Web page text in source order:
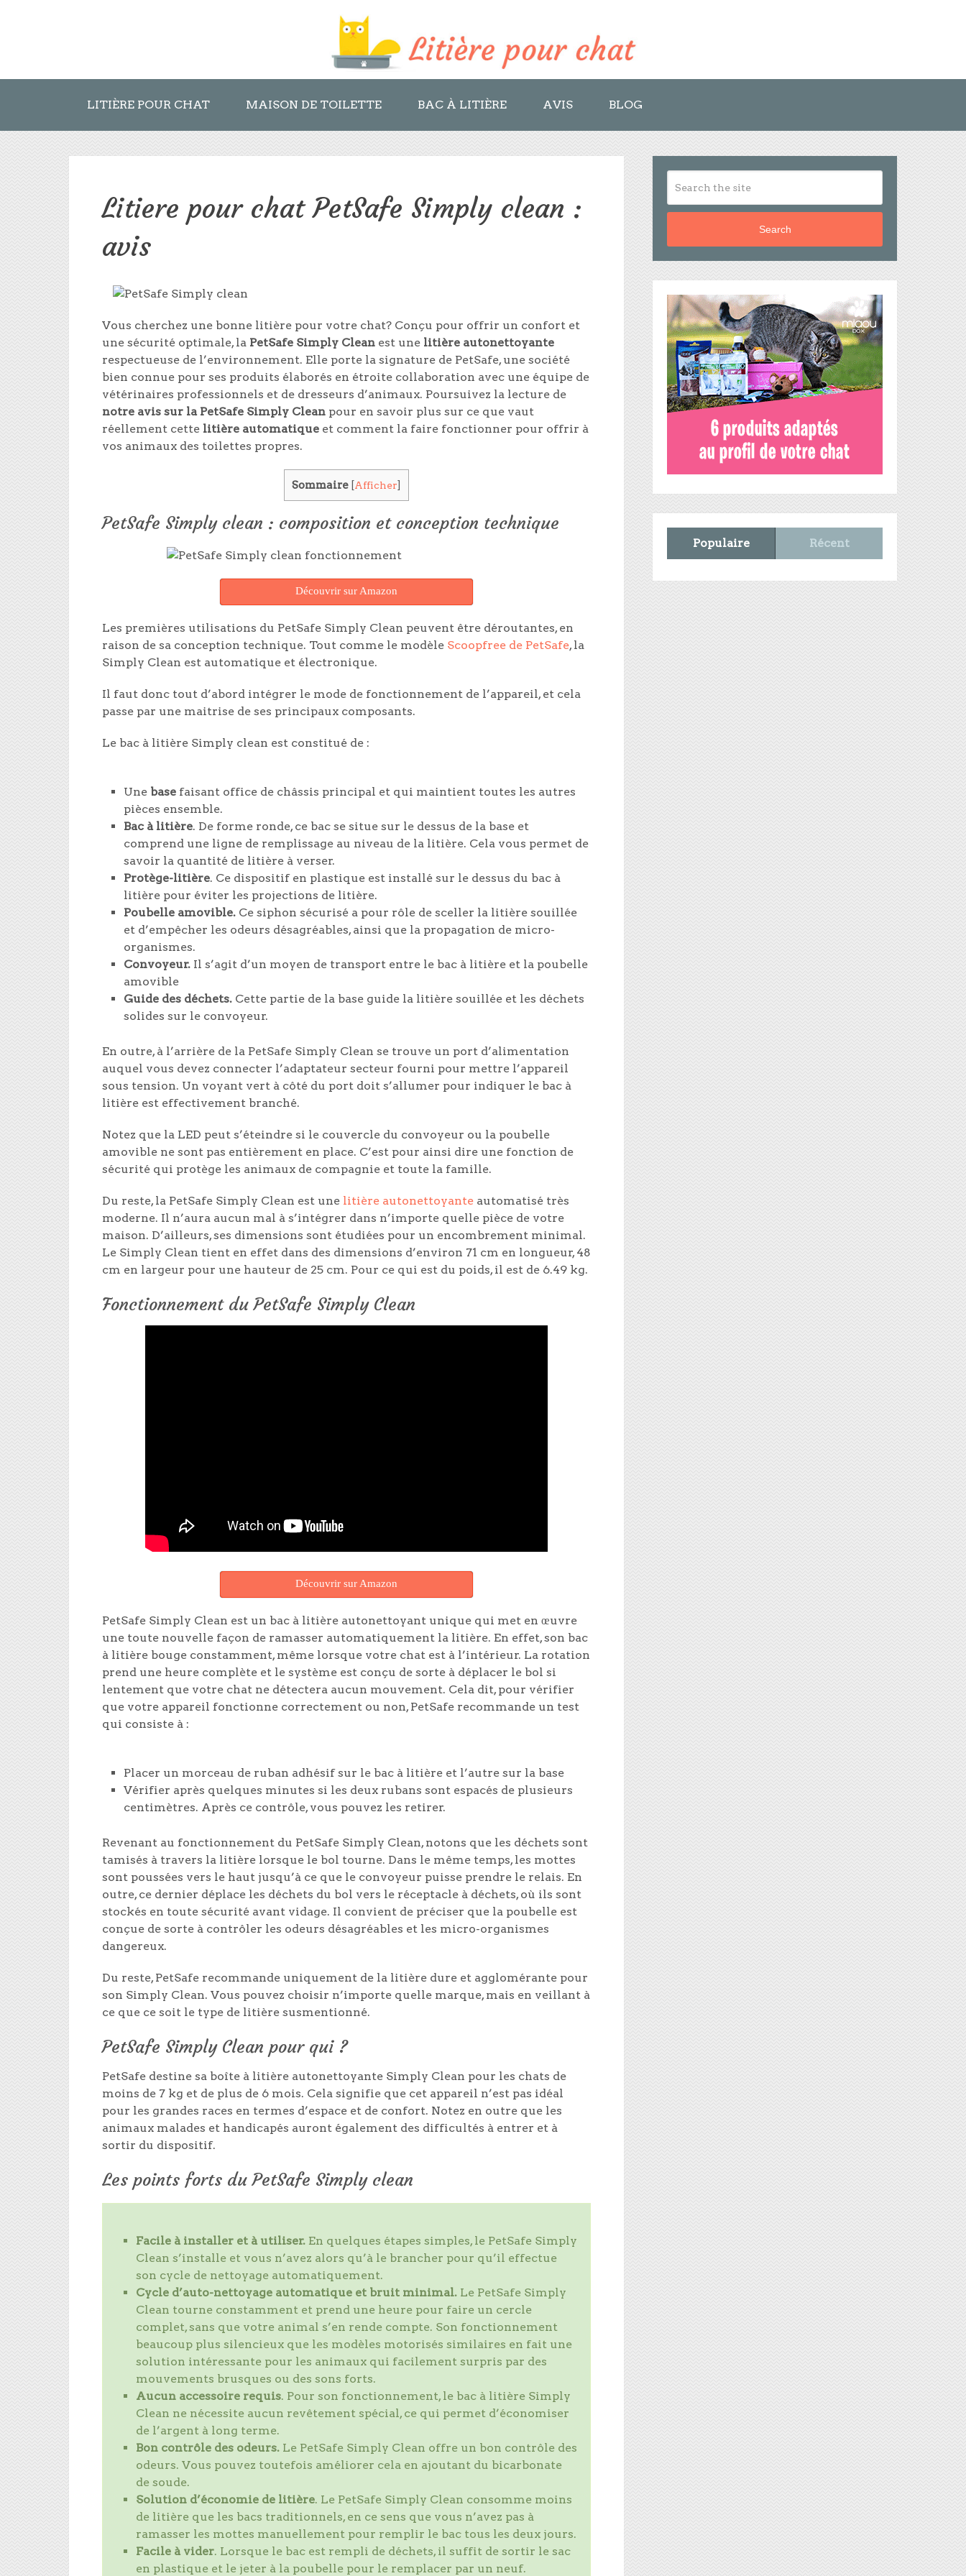
LITIÈRE POUR CHAT MAISON DE TOILETTE BAC À LITIÈRE AVIS BLOG
Litiere pour chat PetSafe Simply clean :
avis
Vous cherchez une bonne litière pour votre chat? Conçu pour offrir un confort et
une sécurité optimale, la PetSafe Simply Clean est une litière autonettoyante
respectueuse de l’environnement. Elle porte la signature de PetSafe, une société
bien connue pour ses produits élaborés en étroite collaboration avec une équipe de
vétérinaires professionnels et de dresseurs d’animaux. Poursuivez la lecture de
notre avis sur la PetSafe Simply Clean pour en savoir plus sur ce que vaut
réellement cette litière automatique et comment la faire fonctionner pour offrir à
vos animaux des toilettes propres.
Sommaire Afficher
PetSafe Simply clean : composition et conception technique
Découvrir sur Amazon
Les premières utilisations du PetSafe Simply Clean peuvent être déroutantes, en
raison de sa conception technique. Tout comme le modèle Scoopfree de PetSafe, la
Simply Clean est automatique et électronique.
Il faut donc tout d’abord intégrer le mode de fonctionnement de l’appareil, et cela
passe par une maitrise de ses principaux composants.
Le bac à litière Simply clean est constitué de :
Une base faisant office de châssis principal et qui maintient toutes les autres
pièces ensemble.
Bac à litière. De forme ronde, ce bac se situe sur le dessus de la base et
comprend une ligne de remplissage au niveau de la litière. Cela vous permet de
savoir la quantité de litière à verser.
Protège-litière. Ce dispositif en plastique est installé sur le dessus du bac à
litière pour éviter les projections de litière.
Poubelle amovible. Ce siphon sécurisé a pour rôle de sceller la litière souillée
et d’empêcher les odeurs désagréables, ainsi que la propagation de micro-
organismes.
Convoyeur. Il s’agit d’un moyen de transport entre le bac à litière et la poubelle
amovible
Guide des déchets. Cette partie de la base guide la litière souillée et les déchets
solides sur le convoyeur.
En outre, à l’arrière de la PetSafe Simply Clean se trouve un port d’alimentation
auquel vous devez connecter l’adaptateur secteur fourni pour mettre l’appareil
sous tension. Un voyant vert à côté du port doit s’allumer pour indiquer le bac à
litière est effectivement branché.
Notez que la LED peut s’éteindre si le couvercle du convoyeur ou la poubelle
amovible ne sont pas entièrement en place. C’est pour ainsi dire une fonction de
sécurité qui protège les animaux de compagnie et toute la famille.
Du reste, la PetSafe Simply Clean est une litière autonettoyante automatisé très
moderne. Il n’aura aucun mal à s’intégrer dans n’importe quelle pièce de votre
maison. D’ailleurs, ses dimensions sont étudiées pour un encombrement minimal.
Le Simply Clean tient en effet dans des dimensions d’environ 71 cm en longueur, 48
cm en largeur pour une hauteur de 25 cm. Pour ce qui est du poids, il est de 6.49 kg.
Fonctionnement du PetSafe Simply Clean
Découvrir sur Amazon
PetSafe Simply Clean est un bac à litière autonettoyant unique qui met en œuvre
une toute nouvelle façon de ramasser automatiquement la litière. En effet, son bac
à litière bouge constamment, même lorsque votre chat est à l’intérieur. La rotation
prend une heure complète et le système est conçu de sorte à déplacer le bol si
lentement que votre chat ne détectera aucun mouvement. Cela dit, pour vérifier
que votre appareil fonctionne correctement ou non, PetSafe recommande un test
qui consiste à :
Placer un morceau de ruban adhésif sur le bac à litière et l’autre sur la base
Vérifier après quelques minutes si les deux rubans sont espacés de plusieurs
centimètres. Après ce contrôle, vous pouvez les retirer.
Revenant au fonctionnement du PetSafe Simply Clean, notons que les déchets sont
tamisés à travers la litière lorsque le bol tourne. Dans le même temps, les mottes
sont poussées vers le haut jusqu’à ce que le convoyeur puisse prendre le relais. En
outre, ce dernier déplace les déchets du bol vers le réceptacle à déchets, où ils sont
stockés en toute sécurité avant vidage. Il convient de préciser que la poubelle est
conçue de sorte à contrôler les odeurs désagréables et les micro-organismes
dangereux.
Du reste, PetSafe recommande uniquement de la litière dure et agglomérante pour
son Simply Clean. Vous pouvez choisir n’importe quelle marque, mais en veillant à
ce que ce soit le type de litière susmentionné.
PetSafe Simply Clean pour qui ?
PetSafe destine sa boîte à litière autonettoyante Simply Clean pour les chats de
moins de 7 kg et de plus de 6 mois. Cela signifie que cet appareil n’est pas idéal
pour les grandes races en termes d’espace et de confort. Notez en outre que les
animaux malades et handicapés auront également des difficultés à entrer et à
sortir du dispositif.
Les points forts du PetSafe Simply clean
Facile à installer et à utiliser. En quelques étapes simples, le PetSafe Simply
Clean s’installe et vous n’avez alors qu’à le brancher pour qu’il effectue
son cycle de nettoyage automatiquement.
Cycle d’auto-nettoyage automatique et bruit minimal. Le PetSafe Simply
Clean tourne constamment et prend une heure pour faire un cercle
complet, sans que votre animal s’en rende compte. Son fonctionnement
beaucoup plus silencieux que les modèles motorisés similaires en fait une
solution intéressante pour les animaux qui facilement surpris par des
mouvements brusques ou des sons forts.
Aucun accessoire requis. Pour son fonctionnement, le bac à litière Simply
Clean ne nécessite aucun revêtement spécial, ce qui permet d’économiser
de l’argent à long terme.
Bon contrôle des odeurs. Le PetSafe Simply Clean offre un bon contrôle des
odeurs. Vous pouvez toutefois améliorer cela en ajoutant du bicarbonate
de soude.
Solution d’économie de litière. Le PetSafe Simply Clean consomme moins
de litière que les bacs traditionnels, en ce sens que vous n’avez pas à
ramasser les mottes manuellement pour remplir le bac tous les deux jours.
Facile à vider. Lorsque le bac est rempli de déchets, il suffit de sortir le sac
en plastique et le jeter à la poubelle pour le remplacer par un neuf.
Search
Populaire Récent